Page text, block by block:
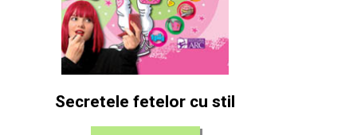
Secretele fetelor cu stil